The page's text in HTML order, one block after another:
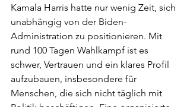
Kamala Harris hatte nur wenig Zeit, sich
unabhängig von der Biden-
Administration zu positionieren. Mit
rund 100 Tagen Wahlkampf ist es
schwer, Vertrauen und ein klares Profil
aufzubauen, insbesondere für
Menschen, die sich nicht täglich mit